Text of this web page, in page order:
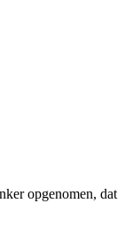
opgenomen, dat